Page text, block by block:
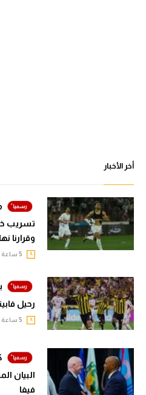
أخر الأخبار
تسريب
وقرارنا
رحيل
البيان
فيفا